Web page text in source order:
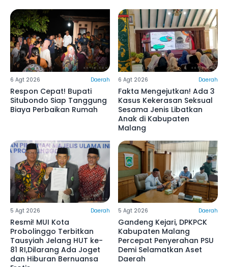
6 Agt 2026 Daerah
Respon Cepat! Bupati
Situbondo Siap Tanggung
Biaya Perbaikan Rumah
6 Agt 2026 Daerah
Fakta Mengejutkan! Ada 3
Kasus Kekerasan Seksual
Sesama Jenis Libatkan
Anak di Kabupaten
Malang ‎
5 Agt 2026 Daerah
Resmi! MUI Kota
Probolinggo Terbitkan
Tausyiah Jelang HUT ke-
81 RI,Dilarang Ada Joget
dan Hiburan Bernuansa
5 Agt 2026 Daerah
Gandeng Kejari, DPKPCK
Kabupaten Malang
Percepat Penyerahan PSU
Demi Selamatkan Aset
Daerah ‎